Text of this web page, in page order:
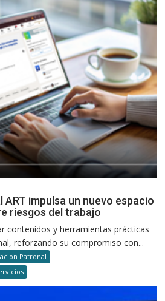
impulsa un nuevo espacio
riesgos del trabajo
contenidos y herramientas prácticas
reforzando su compromiso con...
Patronal